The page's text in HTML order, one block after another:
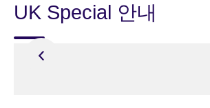
UK Special 안내